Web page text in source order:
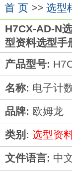
首 页>> 选型
H7CX-AD-N
型资料选型手
产品型号:
名称: 电子计
品牌: 欧姆龙
类别: 选型资
文件语言: 中